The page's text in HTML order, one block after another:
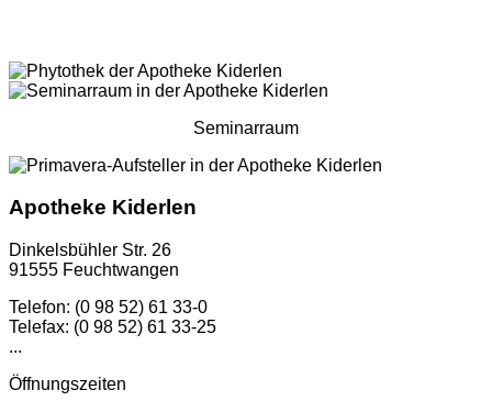
Seminarraum
Apotheke Kiderlen
Dinkelsbühler Str. 26
91555 Feuchtwangen
Telefon: (0 98 52) 61 33-0
Telefax: (0 98 52) 61 33-25
...
Öffnungszeiten